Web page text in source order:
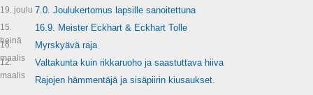
19. joulu 7.0. Joulukertomus lapsille sanoitettuna
15.
heinä
16.9. Meister Eckhart & Eckhart Tolle
16.
maalis
Myrskyävä raja
12.
maalis
Valtakunta kuin rikkaruoho ja saastuttava hiiva
Rajojen hämmentäjä ja sisäpiirin kiusaukset.